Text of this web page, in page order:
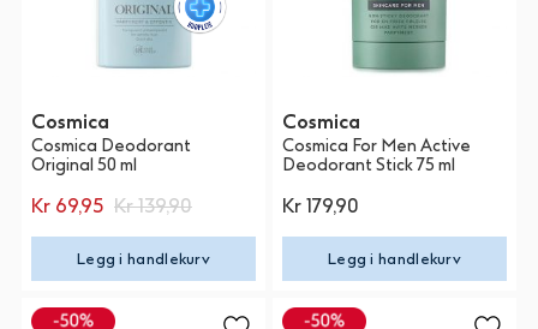
Cosmica
Cosmica Deodorant
Original 50 ml
Kr 69,95 Kr 139,90
Legg i handlekurv
Cosmica
Cosmica For Men Active
Deodorant Stick 75 ml
Kr 179,90
Legg i handlekurv